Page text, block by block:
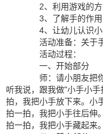
2、利用游戏的方
3、了解手的作用
4、让幼儿认识小
活动准备：关于手
活动过程：
一、开始部分
师：请小朋友把你
听我说，跟我做"小手小
拍，我把小手放下来。小
拍一拍，我把小手往后伸
拍一拍，我把小手藏起来